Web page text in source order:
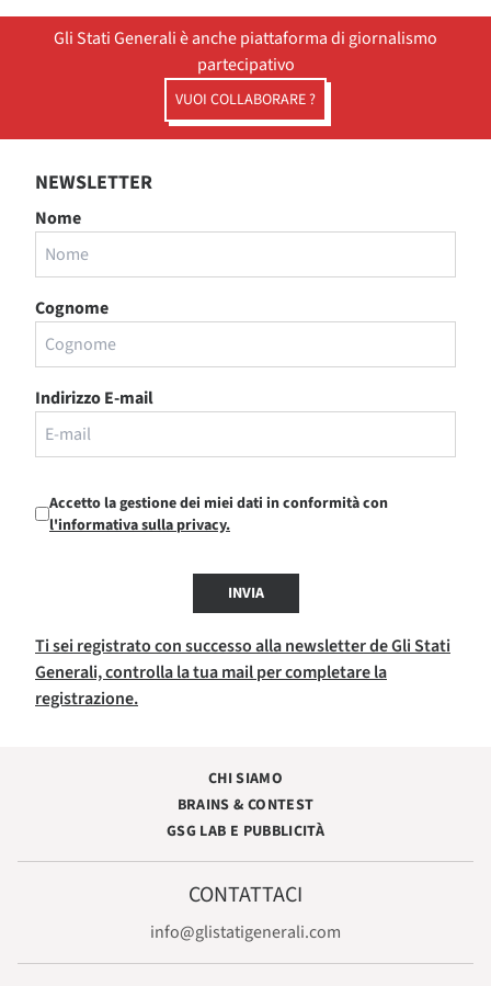
Gli Stati Generali è anche piattaforma di giornalismo
partecipativo
VUOI COLLABORARE ?
NEWSLETTER
Nome
Cognome
Indirizzo E-mail
Accetto la gestione dei miei dati in conformità con
l'informativa sulla privacy.
INVIA
Ti sei registrato con successo alla newsletter de Gli Stati
Generali, controlla la tua mail per completare la
registrazione.
CHI SIAMO
BRAINS & CONTEST
GSG LAB E PUBBLICITÀ
CONTATTACI
info@glistatigenerali.com